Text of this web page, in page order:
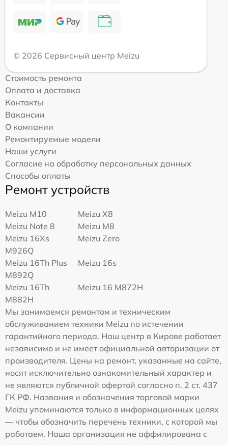
© 2026 Сервисный центр Meizu
Стоимость ремонта
Оплата и доставка
Контакты
Вакансии
О компании
Ремонтируемые модели
Наши услуги
Согласие на обработку персональных данных
Способы оплаты
Ремонт устройств
Meizu M10
Meizu X8
Meizu Note 8
Meizu M8
Meizu 16Xs
M926Q
Meizu Zero
Meizu 16Th Plus
M892Q
Meizu 16s
Meizu 16Th
M882H
Meizu 16 M872H
Мы занимаемся ремонтом и техническим
обслуживанием техники Meizu по истечении
гарантийного периода. Наш центр в Кирове работает
независимо и не имеет официальной авторизации от
производителя. Цены на ремонт, указанные на сайте,
носят исключительно ознакомительный характер и
не являются публичной офертой согласно п. 2 ст. 437
ГК РФ. Названия и обозначения торговой марки
Meizu упоминаются только в информационных целях
— чтобы обозначить перечень техники, с которой мы
работаем. Наша организация не аффилирована с